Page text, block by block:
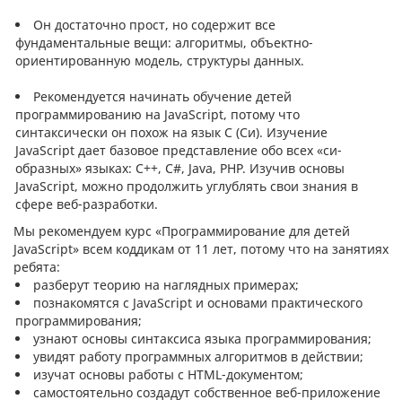
Он достаточно прост, но содержит все
фундаментальные вещи: алгоритмы, объектно-
ориентированную модель, структуры данных.
Рекомендуется начинать обучение детей
программированию на JavaScript, потому что
синтаксически он похож на язык C (Си). Изучение
JavaScript дает базовое представление обо всех «си-
образных» языках: С++, C#, Java, PHP. Изучив основы
JavaScript, можно продолжить углублять свои знания в
сфере веб-разработки.
Мы рекомендуем курс «Программирование для детей
JavaScript» всем коддикам от 11 лет, потому что на занятиях
ребята:
разберут теорию на наглядных примерах;
познакомятся с JavaScript и основами практического
программирования;
узнают основы синтаксиса языка программирования;
увидят работу программных алгоритмов в действии;
изучат основы работы с HTML-документом;
самостоятельно создадут собственное веб-приложение